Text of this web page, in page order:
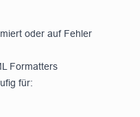
oder auf Fehler
Formatters
für: